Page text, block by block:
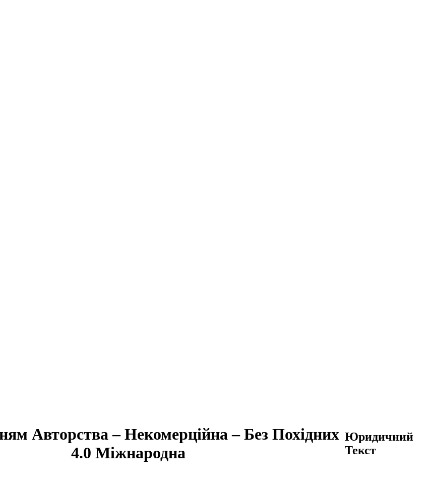
Авторства – Некомерційна – Без Похідних
4.0 Міжнародна
Юридичний
Текст